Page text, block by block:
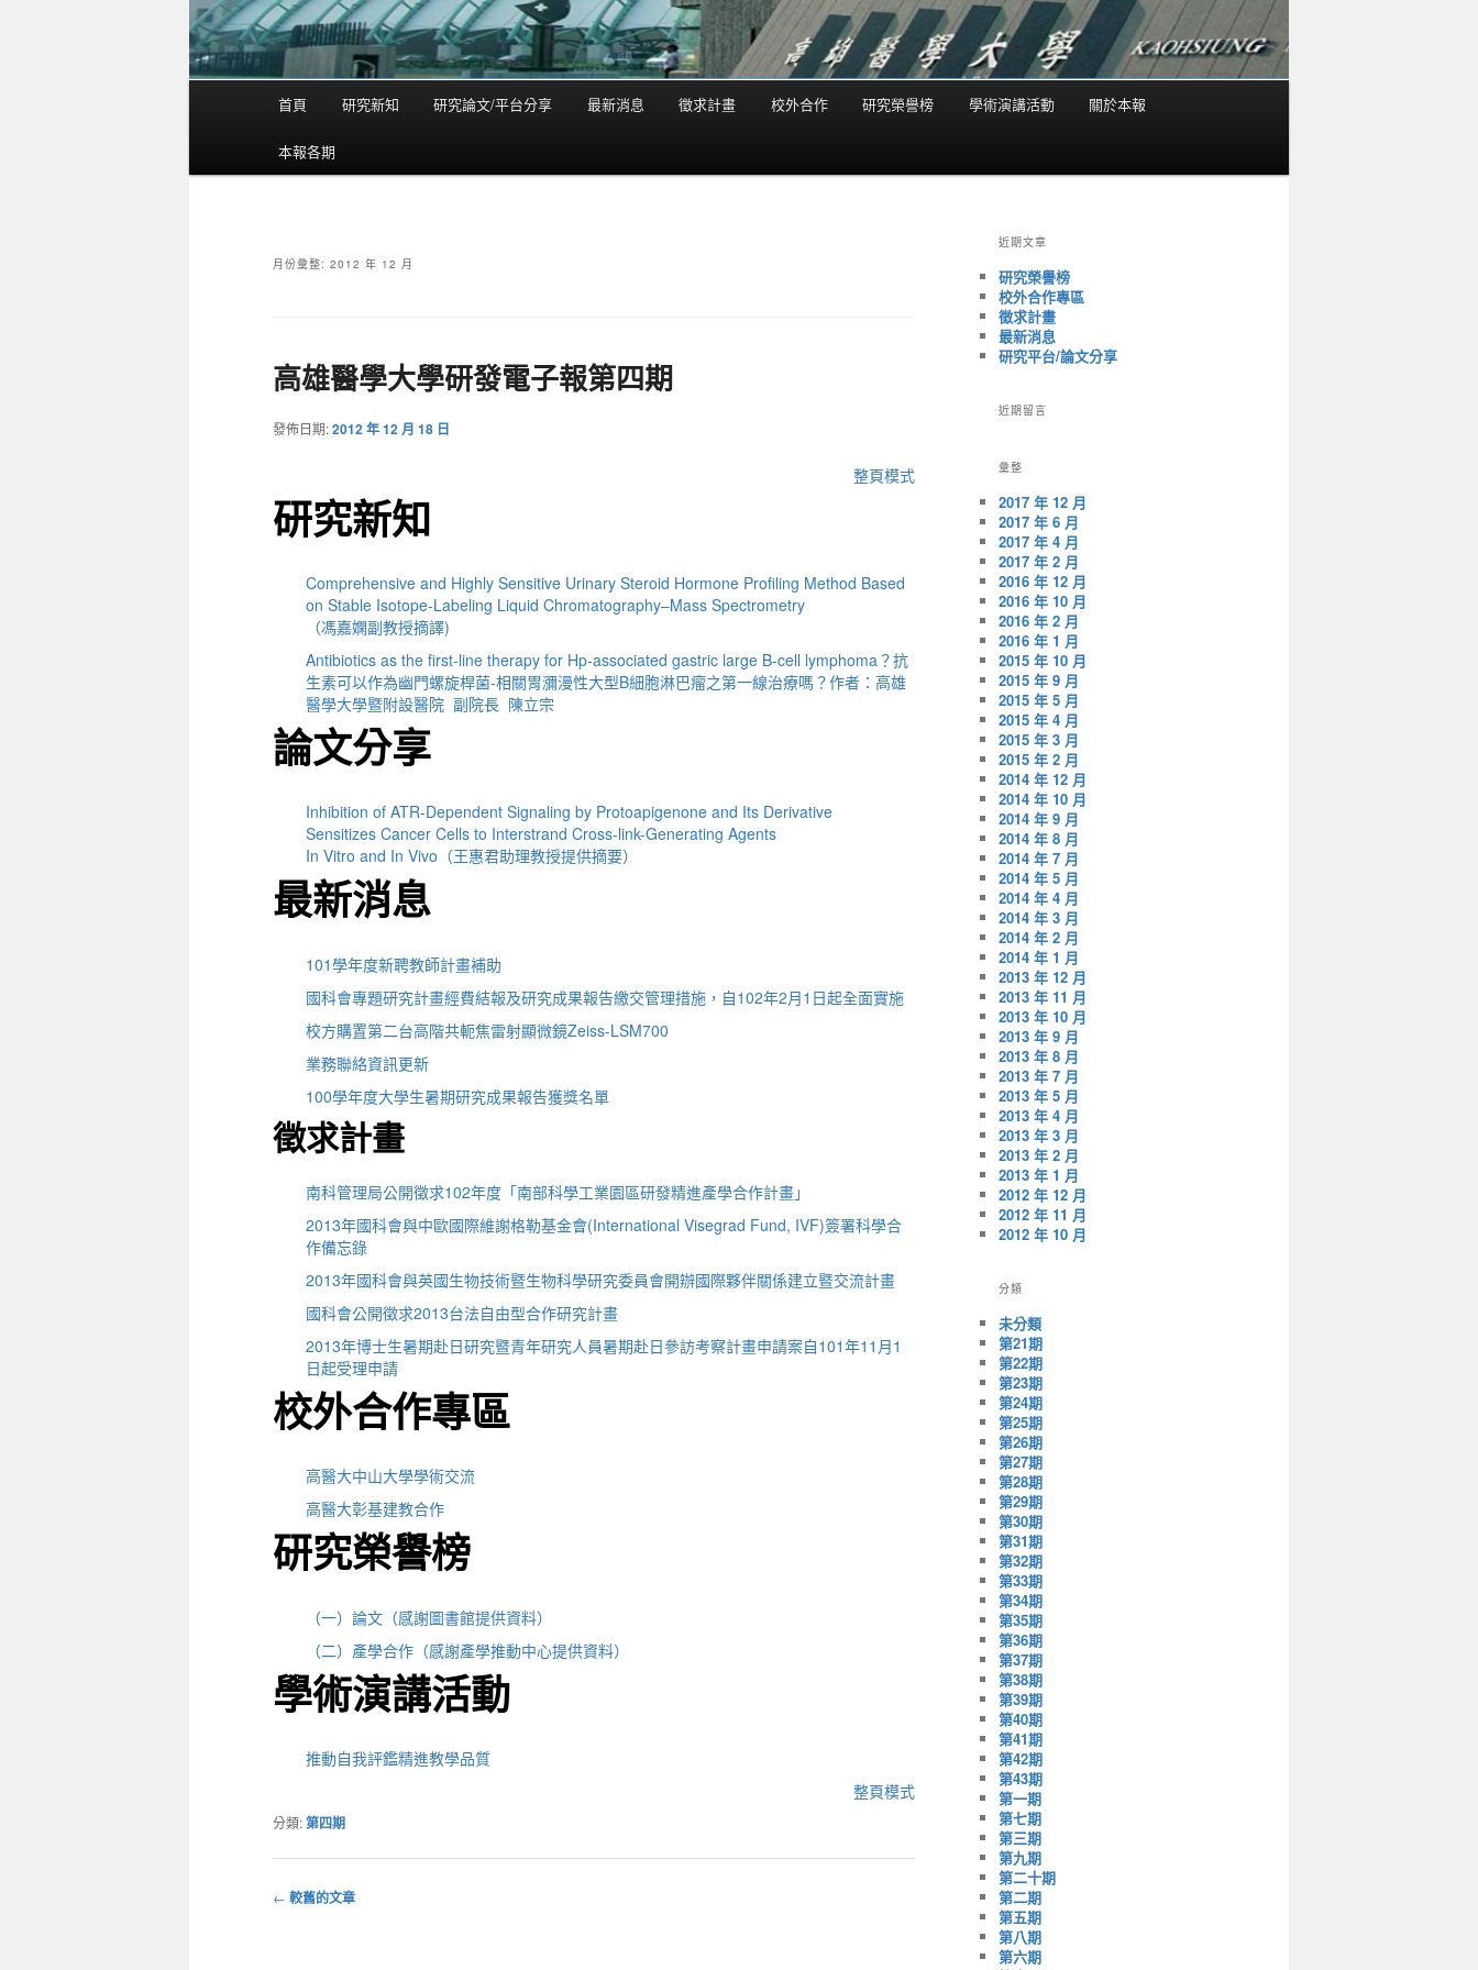
選
首頁 研究新知 研究論文/平台分享 最新消息 徵求計畫 校外合作 研究榮譽榜 學術演講活動 關於本報
本報各期
月份彙整: 2012 年 12 月
高雄醫學大學研發電子報第四期
發佈日期:2012 年 12 月 18 日
整頁模式
研究新知
Comprehensive and Highly Sensitive Urinary Steroid Hormone Profiling Method Based
on Stable Isotope-Labeling Liquid Chromatography–Mass Spectrometry
（馮嘉嫻副教授摘譯)
Antibiotics as the first-line therapy for Hp-associated gastric large B-cell lymphoma？抗
生素可以作為幽門螺旋桿菌-相關胃瀰漫性大型B細胞淋巴瘤之第一線治療嗎？作者：高雄
醫學大學暨附設醫院 副院長 陳立宗
論文分享
Inhibition of ATR-Dependent Signaling by Protoapigenone and Its Derivative
Sensitizes Cancer Cells to Interstrand Cross-link-Generating Agents
In Vitro and In Vivo（王惠君助理教授提供摘要）
最新消息
101學年度新聘教師計畫補助
國科會專題研究計畫經費結報及研究成果報告繳交管理措施，自102年2月1日起全面實施
校方購置第二台高階共軛焦雷射顯微鏡Zeiss-LSM700
業務聯絡資訊更新
100學年度大學生暑期研究成果報告獲獎名單
徵求計畫
南科管理局公開徵求102年度「南部科學工業園區研發精進產學合作計畫」
2013年國科會與中歐國際維謝格勒基金會(International Visegrad Fund, IVF)簽署科學合
作備忘錄
2013年國科會與英國生物技術暨生物科學研究委員會開辦國際夥伴關係建立暨交流計畫
國科會公開徵求2013台法自由型合作研究計畫
2013年博士生暑期赴日研究暨青年研究人員暑期赴日參訪考察計畫申請案自101年11月1
日起受理申請
校外合作專區
高醫大中山大學學術交流
高醫大彰基建教合作
研究榮譽榜
（一）論文（感謝圖書館提供資料）
（二）產學合作（感謝產學推動中心提供資料）
學術演講活動
推動自我評鑑精進教學品質
整頁模式
分類:第四期
← 較舊的文章
近期文章
研究榮譽榜
校外合作專區
徵求計畫
最新消息
研究平台/論文分享
近期留言
彙整
2017 年 12 月
2017 年 6 月
2017 年 4 月
2017 年 2 月
2016 年 12 月
2016 年 10 月
2016 年 2 月
2016 年 1 月
2015 年 10 月
2015 年 9 月
2015 年 5 月
2015 年 4 月
2015 年 3 月
2015 年 2 月
2014 年 12 月
2014 年 10 月
2014 年 9 月
2014 年 8 月
2014 年 7 月
2014 年 5 月
2014 年 4 月
2014 年 3 月
2014 年 2 月
2014 年 1 月
2013 年 12 月
2013 年 11 月
2013 年 10 月
2013 年 9 月
2013 年 8 月
2013 年 7 月
2013 年 5 月
2013 年 4 月
2013 年 3 月
2013 年 2 月
2013 年 1 月
2012 年 12 月
2012 年 11 月
2012 年 10 月
分類
未分類
第21期
第22期
第23期
第24期
第25期
第26期
第27期
第28期
第29期
第30期
第31期
第32期
第33期
第34期
第35期
第36期
第37期
第38期
第39期
第40期
第41期
第42期
第43期
第一期
第七期
第三期
第九期
第二十期
第二期
第五期
第八期
第六期